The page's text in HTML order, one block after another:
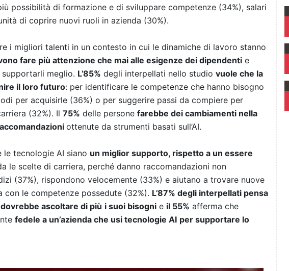
possibilità di formazione e di sviluppare competenze (34%), salari
di coprire nuovi ruoli in azienda (30%).
i migliori talenti in un contesto in cui le dinamiche di lavoro stanno
fare più attenzione che mai alle esigenze dei dipendenti e
supportarli meglio. L’85% degli interpellati nello studio vuole che la
il loro futuro: per identificare le competenze che hanno bisogno
per acquisirle (36%) o per suggerire passi da compiere per
(32%). Il 75% delle persone farebbe dei cambiamenti nella
ottenute da strumenti basati sull’AI.
le tecnologie AI siano un miglior supporto, rispetto a un essere
le scelte di carriera, perché danno raccomandazioni non
(37%), rispondono velocemente (33%) e aiutano a trovare nuove
con le competenze possedute (32%). L’87% degli interpellati pensa
ascoltare di più i suoi bisogni e il 55% afferma che
fedele a un’azienda che usi tecnologie AI per supportare lo